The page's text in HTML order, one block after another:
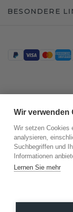
BESONDERE
©
Wir verwenden
Wir setzen Cookies
analysieren,
Suchbegriffen und
Informationen
Lernen Sie mehr